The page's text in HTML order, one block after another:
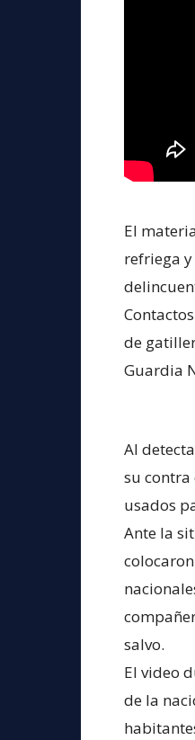
El
refriega
de
Guardia
Al
su contra
usados
Ante la
salvo.
El video
de la